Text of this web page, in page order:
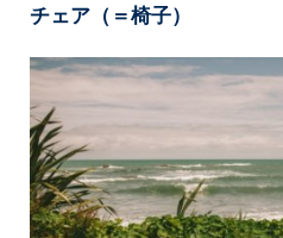
チェア（＝椅子）